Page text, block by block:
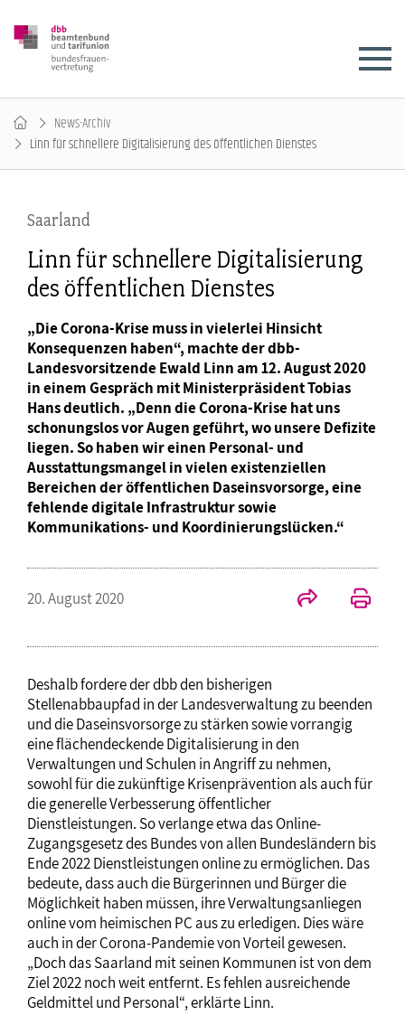
News-Archiv
Linn für schnellere Digitalisierung des öffentlichen Dienstes
Saarland
Linn für schnellere Digitalisierung
des öffentlichen Dienstes
„Die Corona-Krise muss in vielerlei Hinsicht
Konsequenzen haben“, machte der dbb-
Landesvorsitzende Ewald Linn am 12. August 2020
in einem Gespräch mit Ministerpräsident Tobias
Hans deutlich. „Denn die Corona-Krise hat uns
schonungslos vor Augen geführt, wo unsere Defizite
liegen. So haben wir einen Personal- und
Ausstattungsmangel in vielen existenziellen
Bereichen der öffentlichen Daseinsvorsorge, eine
fehlende digitale Infrastruktur sowie
Kommunikations- und Koordinierungslücken.“
20. August 2020
Deshalb fordere der dbb den bisherigen
Stellenabbaupfad in der Landesverwaltung zu beenden
und die Daseinsvorsorge zu stärken sowie vorrangig
eine flächendeckende Digitalisierung in den
Verwaltungen und Schulen in Angriff zu nehmen,
sowohl für die zukünftige Krisenprävention als auch für
die generelle Verbesserung öffentlicher
Dienstleistungen. So verlange etwa das Online-
Zugangsgesetz des Bundes von allen Bundesländern bis
Ende 2022 Dienstleistungen online zu ermöglichen. Das
bedeute, dass auch die Bürgerinnen und Bürger die
Möglichkeit haben müssen, ihre Verwaltungsanliegen
online vom heimischen PC aus zu erledigen. Dies wäre
auch in der Corona-Pandemie von Vorteil gewesen.
„Doch das Saarland mit seinen Kommunen ist von dem
Ziel 2022 noch weit entfernt. Es fehlen ausreichende
Geldmittel und Personal“, erklärte Linn.